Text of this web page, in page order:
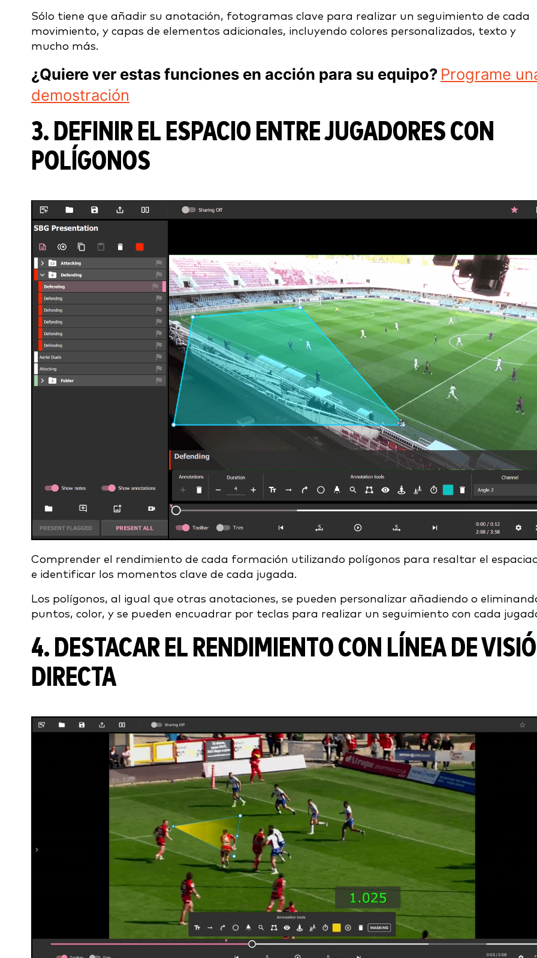
Sólo tiene que añadir su anotación, fotogramas clave para realizar un seguimiento de cada
movimiento, y capas de elementos adicionales, incluyendo colores personalizados, texto y
mucho más.
¿Quiere ver estas funciones en acción para su equipo? Programe
demostración
3. DEFINIR EL ESPACIO ENTRE JUGADORES CON
POLÍGONOS
Comprender el rendimiento de cada formación utilizando polígonos para resaltar el
e identificar los momentos clave de cada jugada.
Los polígonos, al igual que otras anotaciones, se pueden personalizar añadiendo o
puntos, color, y se pueden encuadrar por teclas para realizar un seguimiento con cada
4. DESTACAR EL RENDIMIENTO CON LÍNEA DE
DIRECTA